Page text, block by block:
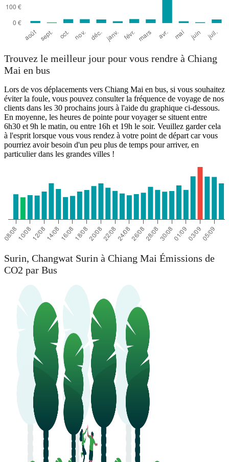
Trouvez le meilleur jour pour vous rendre à Chiang
Mai en bus
Lors de vos déplacements vers Chiang Mai en bus, si vous souhaitez
éviter la foule, vous pouvez consulter la fréquence de voyage de nos
clients dans les 30 prochains jours à l'aide du graphique ci-dessous.
En moyenne, les heures de pointe pour voyager se situent entre
6h30 et 9h le matin, ou entre 16h et 19h le soir. Veuillez garder cela
à l'esprit lorsque vous vous rendez à votre point de départ car vous
pourriez avoir besoin d'un peu plus de temps pour arriver, en
particulier dans les grandes villes !
Surin, Changwat Surin à Chiang Mai Émissions de
CO2 par Bus